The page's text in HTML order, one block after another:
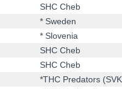
SHC Cheb
* Sweden
* Slovenia
SHC Cheb
SHC Cheb
*THC Predators